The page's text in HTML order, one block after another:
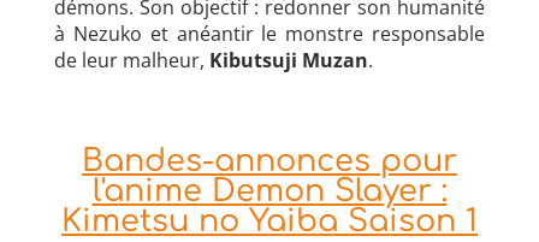
démons. Son objectif : redonner son humanité
à Nezuko et anéantir le monstre responsable
de leur malheur, Kibutsuji Muzan.
Bandes-annonces pour
l'anime Demon Slayer :
Kimetsu no Yaiba Saison 1